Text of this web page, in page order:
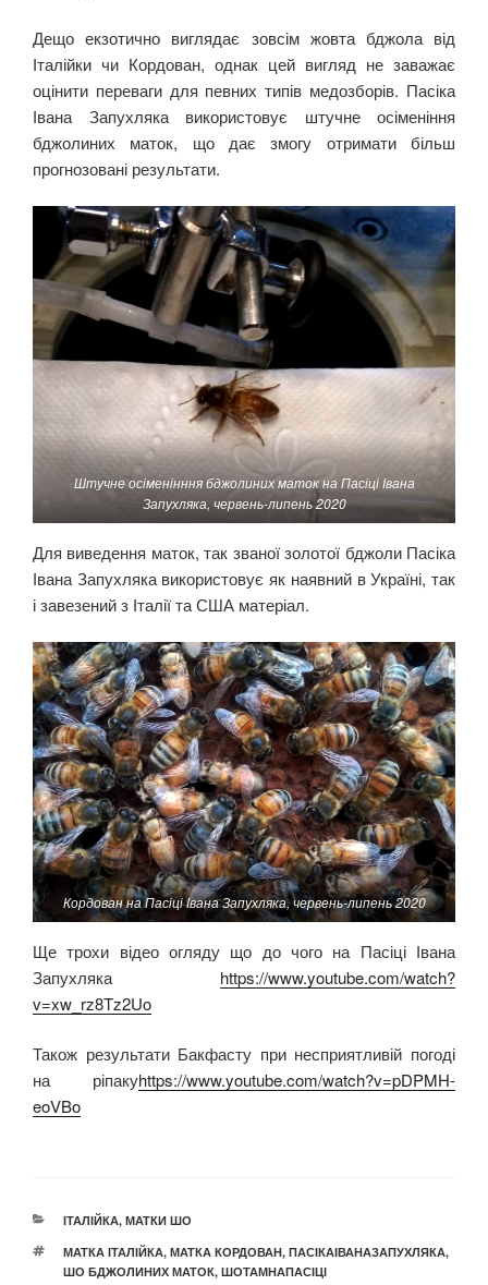
Дещо екзотично виглядає зовсім жовта бджола від
Італійки чи Кордован, однак цей вигляд не заважає
оцінити переваги для певних типів медозборів. Пасіка
Івана Запухляка використовує штучне осіменіння
бджолиних маток, що дає змогу отримати більш
прогнозовані результати.
Штучне осіменінння бджолиних маток на Пасіці Івана
Запухляка, червень-липень 2020
Для виведення маток, так званої золотої бджоли Пасіка
Івана Запухляка використовує як наявний в Україні, так
і завезений з Італії та США матеріал.
Кордован на Пасіці Івана Запухляка, червень-липень 2020
Ще трохи відео огляду що до чого на Пасіці Івана
Запухляка https://www.youtube.com/watch?
v=xw_rz8Tz2Uo
Також результати Бакфасту при несприятливій погоді
на ріпакуhttps://www.youtube.com/watch?v=pDPMH-
eoVBo
КАТЕГОРІЇ
ІТАЛІЙКА, МАТКИ ШО
ПОЗНАЧКИ
МАТКА ІТАЛІЙКА, МАТКА КОРДОВАН, ПАСІКАІВАНАЗАПУХЛЯКА,
ШО БДЖОЛИНИХ МАТОК, ШОТАМНАПАСІЦІ